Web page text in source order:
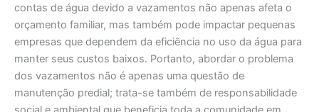
contas de água devido a vazamentos não apenas afeta o
orçamento familiar, mas também pode impactar pequenas
empresas que dependem da eficiência no uso da água para
manter seus custos baixos. Portanto, abordar o problema
dos vazamentos não é apenas uma questão de
manutenção predial; trata-se também de responsabilidade